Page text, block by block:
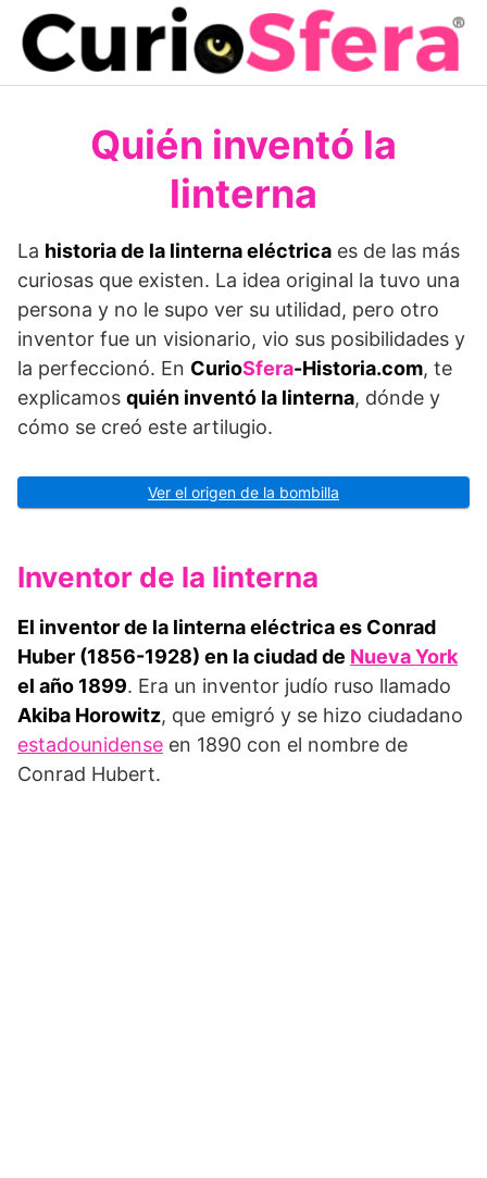
Saltar
contenido
Quién inventó la
linterna
La historia de la linterna eléctrica es de las más
curiosas que existen. La idea original la tuvo una
persona y no le supo ver su utilidad, pero otro
inventor fue un visionario, vio sus posibilidades y
la perfeccionó. En CurioSfera-Historia.com, te
explicamos quién inventó la linterna, dónde y
cómo se creó este artilugio.
Ver el origen de la bombilla
Inventor de la linterna
El inventor de la linterna eléctrica es Conrad
Huber (1856-1928) en la ciudad de Nueva York
el año 1899. Era un inventor judío ruso llamado
Akiba Horowitz, que emigró y se hizo ciudadano
estadounidense en 1890 con el nombre de
Conrad Hubert.